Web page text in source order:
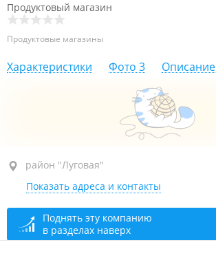
Продуктовый магазин
Продуктовые магазины
Характеристики Фото 3 Описание
район "Луговая", ул. Громова, 12
1-й этаж
закрыто, откроется в 08:00
район "Луговая"
Показать адреса и контакты
Поднять эту компанию
в разделах наверх